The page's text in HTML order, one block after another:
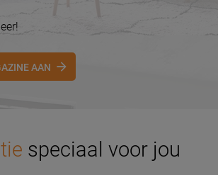
AAN
speciaal voor jou